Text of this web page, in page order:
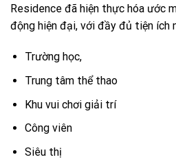
Residence đã hiện thực hóa ước
động hiện đại, với đầy đủ tiện ích
Trường học,
Trung tâm thể thao
Khu vui chơi giải trí
Công viên
Siêu thị